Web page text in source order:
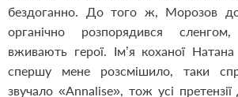
бездоганно. До того ж, Морозов
органічно розпорядився
вживають герої. Ім’я коханої
спершу мене розсмішило, таки
звучало «Annalise», тож усі